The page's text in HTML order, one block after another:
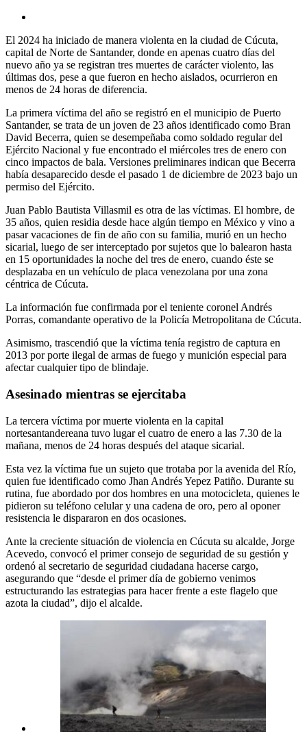
El 2024 ha iniciado de manera violenta en la ciudad de Cúcuta,
capital de Norte de Santander, donde en apenas cuatro días del
nuevo año ya se registran tres muertes de carácter violento, las
últimas dos, pese a que fueron en hecho aislados, ocurrieron en
menos de 24 horas de diferencia.
La primera víctima del año se registró en el municipio de Puerto
Santander, se trata de un joven de 23 años identificado como Bran
David Becerra, quien se desempeñaba como soldado regular del
Ejército Nacional y fue encontrado el miércoles tres de enero con
cinco impactos de bala. Versiones preliminares indican que Becerra
había desaparecido desde el pasado 1 de diciembre de 2023 bajo un
permiso del Ejército.
Juan Pablo Bautista Villasmil es otra de las víctimas. El hombre, de
35 años, quien residia desde hace algún tiempo en México y vino a
pasar vacaciones de fin de año con su familia, murió en un hecho
sicarial, luego de ser interceptado por sujetos que lo balearon hasta
en 15 oportunidades la noche del tres de enero, cuando éste se
desplazaba en un vehículo de placa venezolana por una zona
céntrica de Cúcuta.
La información fue confirmada por el teniente coronel Andrés
Porras, comandante operativo de la Policía Metropolitana de Cúcuta.
Asimismo, trascendió que la víctima tenía registro de captura en
2013 por porte ilegal de armas de fuego y munición especial para
afectar cualquier tipo de blindaje.
Asesinado mientras se ejercitaba
La tercera víctima por muerte violenta en la capital
nortesantandereana tuvo lugar el cuatro de enero a las 7.30 de la
mañana, menos de 24 horas después del ataque sicarial.
Esta vez la víctima fue un sujeto que trotaba por la avenida del Río,
quien fue identificado como Jhan Andrés Yepez Patiño. Durante su
rutina, fue abordado por dos hombres en una motocicleta, quienes le
pidieron su teléfono celular y una cadena de oro, pero al oponer
resistencia le dispararon en dos ocasiones.
Ante la creciente situación de violencia en Cúcuta su alcalde, Jorge
Acevedo, convocó el primer consejo de seguridad de su gestión y
ordenó al secretario de seguridad ciudadana hacerse cargo,
asegurando que “desde el primer día de gobierno venimos
estructurando las estrategias para hacer frente a este flagelo que
azota la ciudad”, dijo el alcalde.